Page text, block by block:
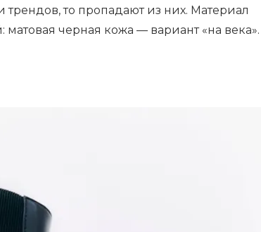
то пропадают из них. Материал
черная кожа — вариант «на века».